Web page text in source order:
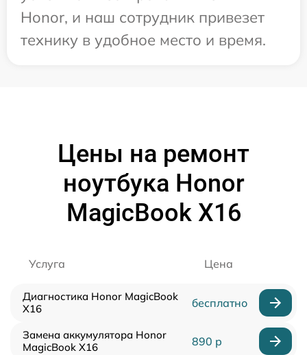
Honor, и наш сотрудник привезет
технику в удобное место и время.
Цены на ремонт
ноутбука Honor
MagicBook X16
Услуга Цена
Диагностика Honor MagicBook
X16
бесплатно
Замена аккумулятора Honor
MagicBook X16
890 р